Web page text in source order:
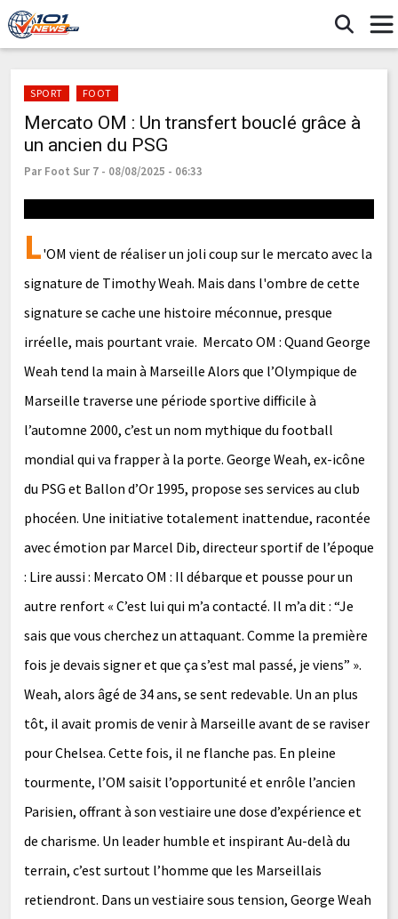
SPORT FOOT
Mercato OM : Un transfert bouclé grâce à
un ancien du PSG
Par Foot Sur 7 - 08/08/2025 - 06:33
L'OM vient de réaliser un joli coup sur le mercato avec la
signature de Timothy Weah. Mais dans l'ombre de cette
signature se cache une histoire méconnue, presque
irréelle, mais pourtant vraie. Mercato OM : Quand George
Weah tend la main à Marseille Alors que l’Olympique de
Marseille traverse une période sportive difficile à
l’automne 2000, c’est un nom mythique du football
mondial qui va frapper à la porte. George Weah, ex-icône
du PSG et Ballon d’Or 1995, propose ses services au club
phocéen. Une initiative totalement inattendue, racontée
avec émotion par Marcel Dib, directeur sportif de l’époque
: Lire aussi : Mercato OM : Il débarque et pousse pour un
autre renfort « C’est lui qui m’a contacté. Il m’a dit : “Je
sais que vous cherchez un attaquant. Comme la première
fois je devais signer et que ça s’est mal passé, je viens” ».
Weah, alors âgé de 34 ans, se sent redevable. Un an plus
tôt, il avait promis de venir à Marseille avant de se raviser
pour Chelsea. Cette fois, il ne flanche pas. En pleine
tourmente, l’OM saisit l’opportunité et enrôle l’ancien
Parisien, offrant à son vestiaire une dose d’expérience et
de charisme. Un leader humble et inspirant Au-delà du
terrain, c’est surtout l’homme que les Marseillais
retiendront. Dans un vestiaire sous tension, George Weah